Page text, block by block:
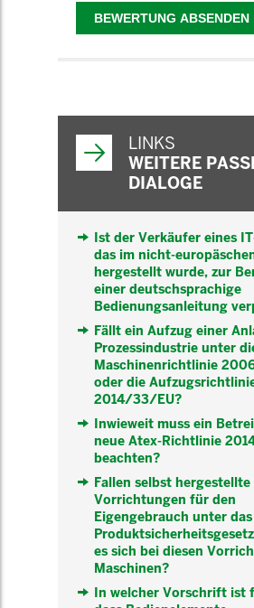
LINKS
WEITERE
DIALOGE
Ist der Verkäufer eines
das im nicht-
hergestellt wurde, zur
einer deutschsprachige
Bedienungsanleitung
Fällt ein Aufzug einer
Prozessindustrie unter
Maschinenrichtlinie
oder die
2014/33/EU?
Inwieweit muss ein
neue Atex-Richtlinie
beachten?
Fallen selbst hergestellte
Vorrichtungen für den
Eigengebrauch unter das
es sich bei diesen
Maschinen?
In welcher Vorschrift ist